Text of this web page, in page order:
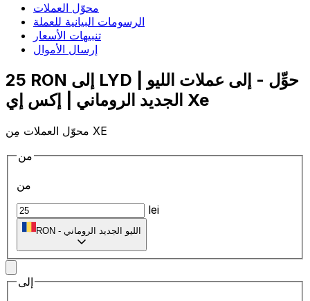
محوّل العملات
الرسومات البيانية للعملة
تنبيهات الأسعار
إرسال الأموال
25 RON إلى LYD | حوِّل - إلى عملات الليو
الجديد الروماني | إكس إي Xe
محوّل العملات مِن XE
من
من
lei
RON - الليو الجديد الروماني
إلى